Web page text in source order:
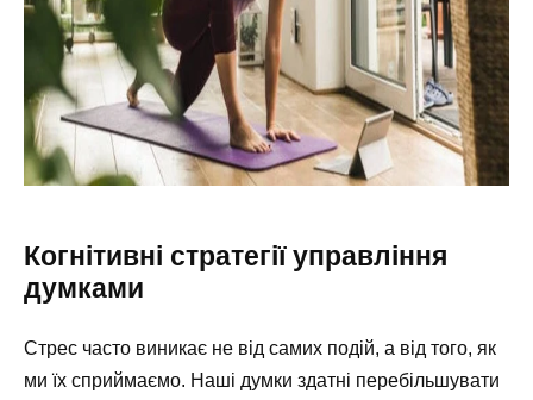
Когнітивні стратегії управління
думками
Стрес часто виникає не від самих подій, а від того, як
ми їх сприймаємо. Наші думки здатні перебільшувати